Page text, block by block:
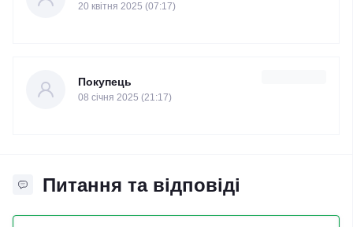
20 квітня 2025 (07:17)
Покупець
08 cічня 2025 (21:17)
Питання та відповіді